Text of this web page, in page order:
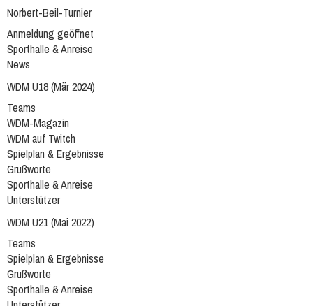
Norbert-Beil-Turnier
Anmeldung geöffnet
Sporthalle & Anreise
News
WDM U18 (Mär 2024)
Teams
WDM-Magazin
WDM auf Twitch
Spielplan & Ergebnisse
Grußworte
Sporthalle & Anreise
Unterstützer
WDM U21 (Mai 2022)
Teams
Spielplan & Ergebnisse
Grußworte
Sporthalle & Anreise